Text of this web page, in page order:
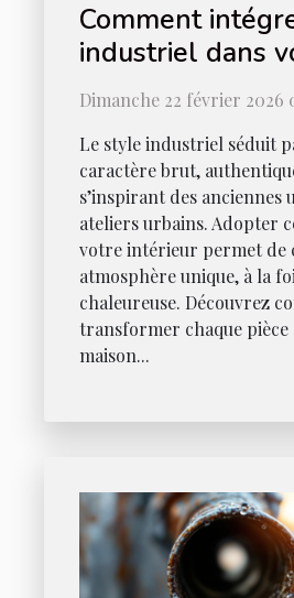
Comment
industriel dans
intérieur ?
Dimanche 22 février 2026
Le style industriel séduit
caractère brut,
s’inspirant des anciennes
ateliers urbains. Adopter
votre intérieur permet de
atmosphère unique, à la
chaleureuse. Découvrez
transformer chaque pièce
maison...